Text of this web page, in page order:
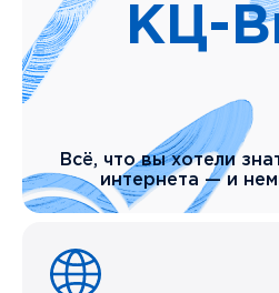
КЦ-
Всё, что вы хотели
интернета — и